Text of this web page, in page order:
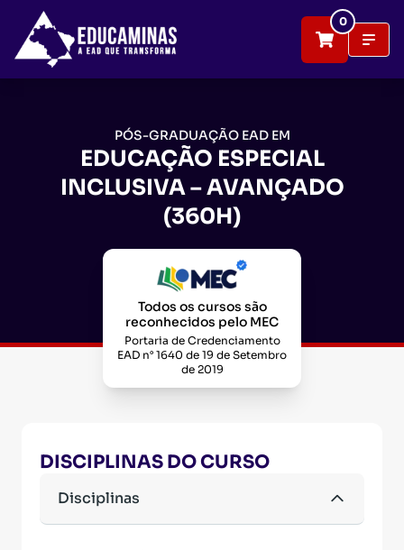
0
PÓS-GRADUAÇÃO EAD EM
EDUCAÇÃO ESPECIAL
INCLUSIVA – AVANÇADO
(360H)
Todos os cursos são
reconhecidos pelo MEC
Portaria de Credenciamento
EAD n° 1640 de 19 de Setembro
de 2019
DISCIPLINAS DO CURSO
Disciplinas